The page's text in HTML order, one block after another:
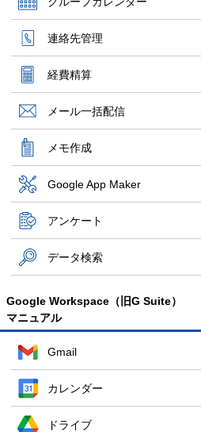
連絡先管理
経費精算
メール一括配信
メモ作成
Google App Maker
アンケート
データ検索
Google Workspace（旧G Suite）
マニュアル
Gmail
カレンダー
ドライブ